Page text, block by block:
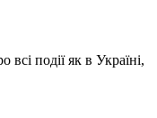
події як в Україні,